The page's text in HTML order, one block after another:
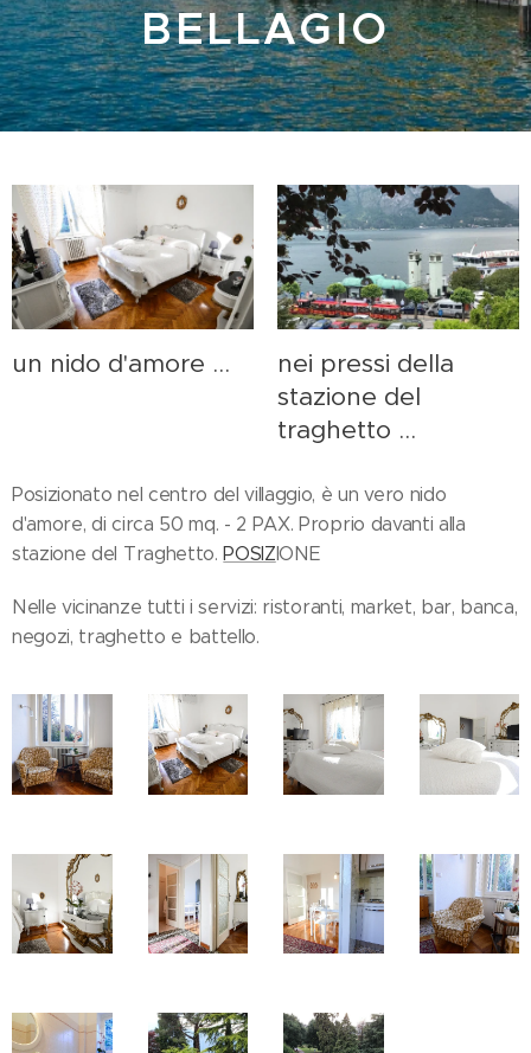
BELLAGIO
un nido d'amore ...
nei pressi della
stazione del
traghetto ...
Posizionato nel centro del villaggio, è un vero nido
d'amore, di circa 50 mq. - 2 PAX. Proprio davanti alla
stazione del Traghetto. POSIZIONE
Nelle vicinanze tutti i servizi: ristoranti, market, bar, banca,
negozi, traghetto e battello.